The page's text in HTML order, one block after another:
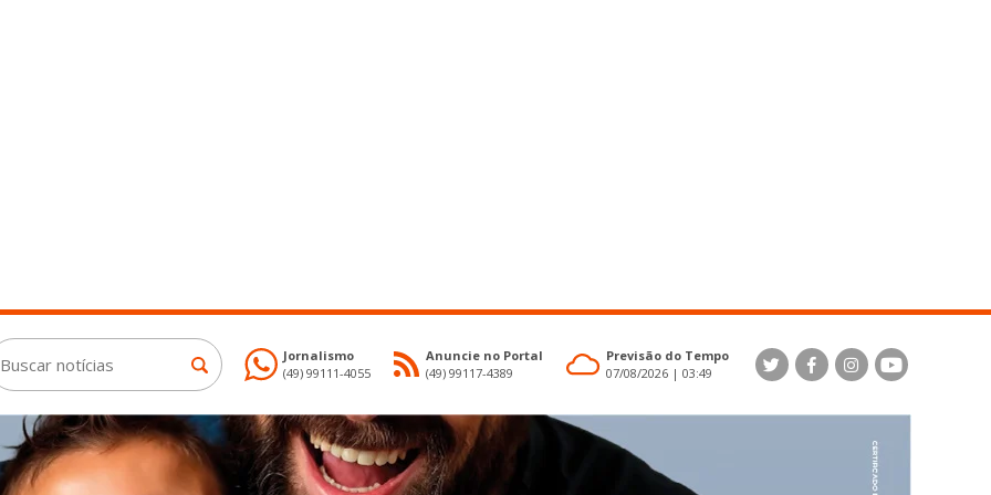
Jornalismo
(49) 99111-4055
Anuncie no Portal
(49) 99117-4389
Previsão do Tempo
07/08/2026 | 03:49